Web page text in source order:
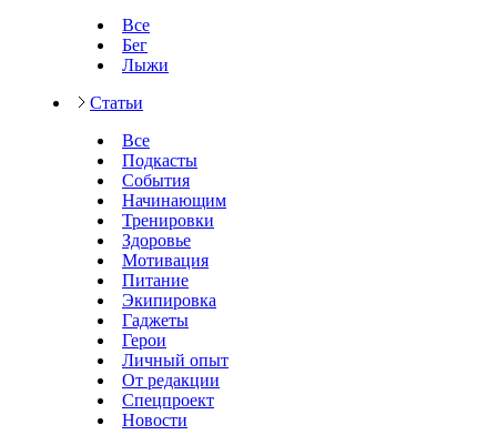
Все
Бег
Лыжи
Статьи
Все
Подкасты
События
Начинающим
Тренировки
Здоровье
Мотивация
Питание
Экипировка
Гаджеты
Герои
Личный опыт
От редакции
Спецпроект
Новости